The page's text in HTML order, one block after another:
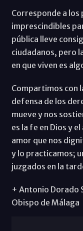
Corresponde a
imprescindibles
pública lleve
ciudadanos, pero
en que viven es
Compartimos con
defensa de los
mueve y nos
es la fe en Dios y
amor que nos
y lo practicamos;
juzgados en la
+ Antonio Dorado
Obispo de Málaga